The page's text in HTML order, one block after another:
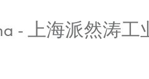
- 上海派然涛工